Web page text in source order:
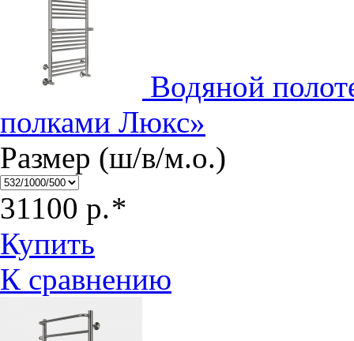
Водяной
полками Люкс»
Размер (ш/в/м.о.)
31100 р.*
Купить
К сравнению